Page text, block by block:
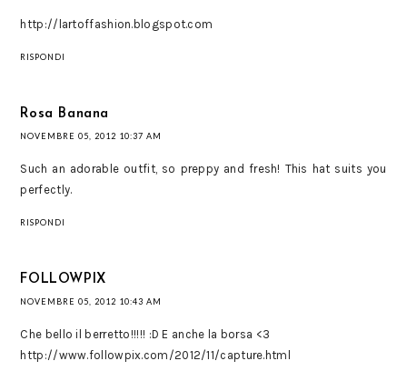
http://lartoffashion.blogspot.com
RISPONDI
Rosa Banana
NOVEMBRE 05, 2012 10:37 AM
Such an adorable outfit, so preppy and fresh! This hat suits you
perfectly.
RISPONDI
FOLLOWPIX
NOVEMBRE 05, 2012 10:43 AM
Che bello il berretto!!!!! :D E anche la borsa <3
http://www.followpix.com/2012/11/capture.html